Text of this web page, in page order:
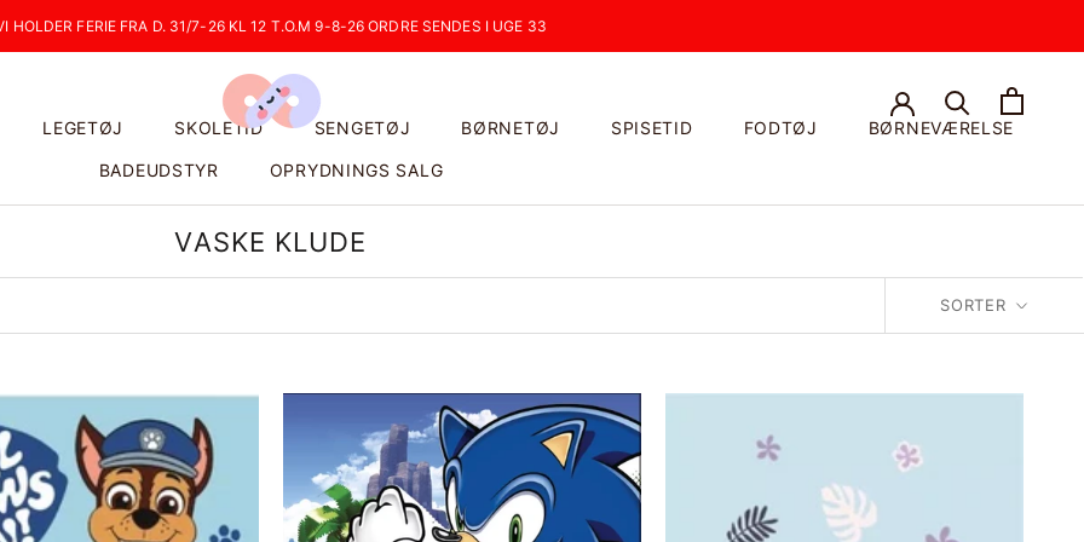
HOLDER FERIE FRA D. 31/7-26 KL 12 T.O.M 9-8-26 ORDRE SENDES I UGE 33
LEGETØJ SKOLETID SENGETØJ BØRNETØJ SPISETID FODTØJ BØRNEVÆRELSE
BADEUDSTYR OPRYDNINGS SALG
VASKE KLUDE
SORTER